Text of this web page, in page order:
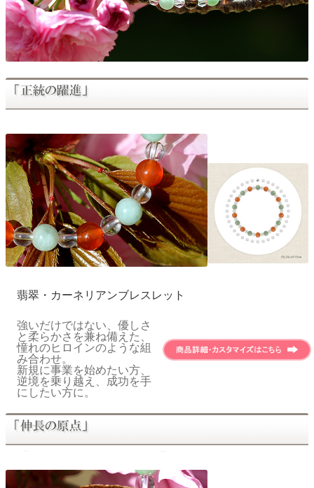
翡翠・カーネリアンブレスレット
強いだけではない、優しさ
と柔らかさを兼ね備えた、
憧れのヒロインのような組
み合わせ。
新規に事業を始めたい方、
逆境を乗り越え、成功を手
にしたい方に。